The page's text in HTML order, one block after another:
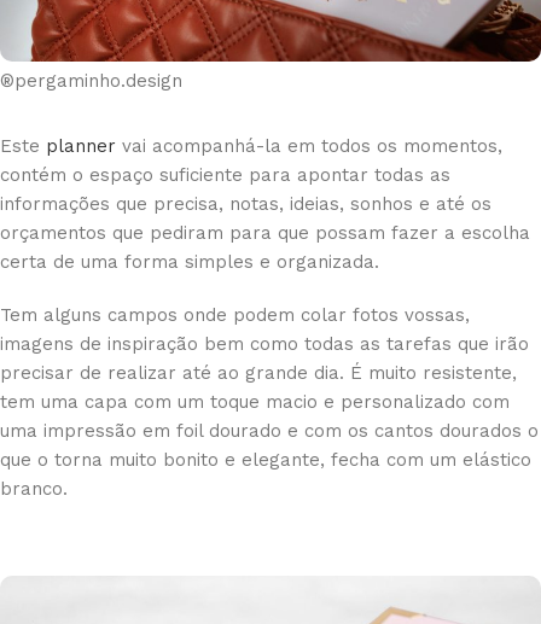
®pergaminho.design
Este planner vai acompanhá-la em todos os momentos,
contém o espaço suficiente para apontar todas as
informações que precisa, notas, ideias, sonhos e até os
orçamentos que pediram para que possam fazer a escolha
certa de uma forma simples e organizada.
Tem alguns campos onde podem colar fotos vossas,
imagens de inspiração bem como todas as tarefas que irão
precisar de realizar até ao grande dia. É muito resistente,
tem uma capa com um toque macio e personalizado com
uma impressão em foil dourado e com os cantos dourados o
que o torna muito bonito e elegante, fecha com um elástico
branco.